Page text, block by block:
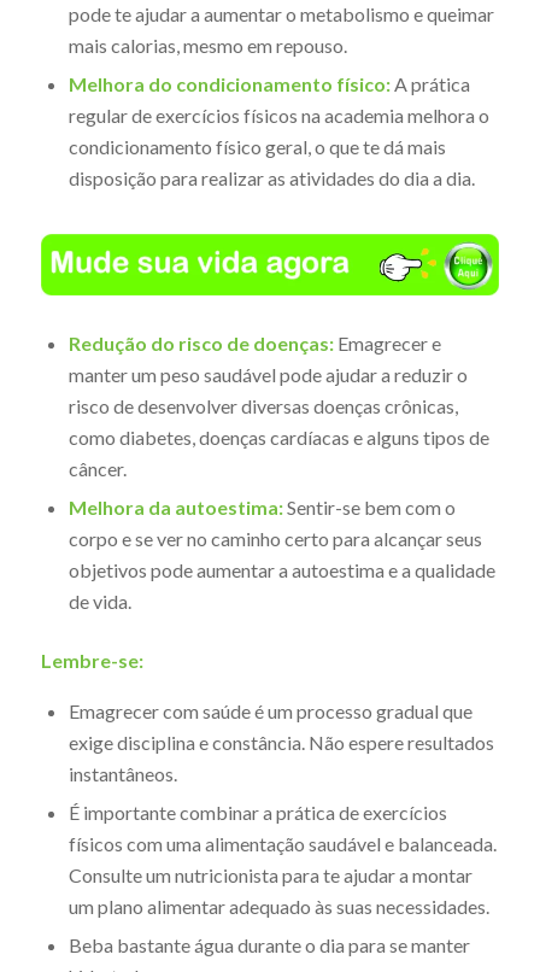
pode te ajudar a aumentar o metabolismo e queimar
mais calorias, mesmo em repouso.
Melhora do condicionamento físico:A prática
regular de exercícios físicos na academia melhora o
condicionamento físico geral, o que te dá mais
disposição para realizar as atividades do dia a dia.
Redução do risco de doenças:Emagrecer e
manter um peso saudável pode ajudar a reduzir o
risco de desenvolver diversas doenças crônicas,
como diabetes, doenças cardíacas e alguns tipos de
câncer.
Melhora da autoestima:Sentir-se bem com o
corpo e se ver no caminho certo para alcançar seus
objetivos pode aumentar a autoestima e a qualidade
de vida.
Lembre-se:
Emagrecer com saúde é um processo gradual que
exige disciplina e constância. Não espere resultados
instantâneos.
É importante combinar a prática de exercícios
físicos com uma alimentação saudável e balanceada.
Consulte um nutricionista para te ajudar a montar
um plano alimentar adequado às suas necessidades.
Beba bastante água durante o dia para se manter